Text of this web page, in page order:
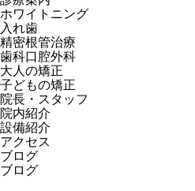
ホワイトニング
入れ歯
精密根管治療
歯科口腔外科
大人の矯正
子どもの矯正
院長・スタッフ
院内紹介
設備紹介
アクセス
ブログ
ブログ